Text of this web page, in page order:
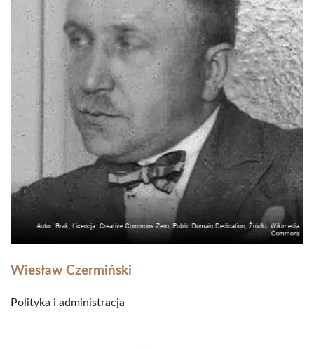
Wiesław Czermiński
Polityka i administracja